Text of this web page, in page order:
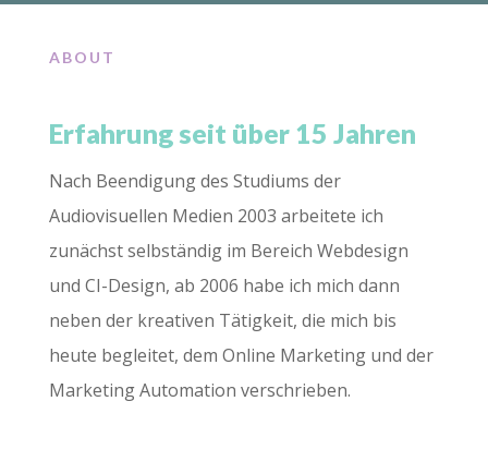
ABOUT
Erfahrung seit über 15 Jahren
Nach Beendigung des Studiums der
Audiovisuellen Medien 2003 arbeitete ich
zunächst selbständig im Bereich Webdesign
und CI-Design, ab 2006 habe ich mich dann
neben der kreativen Tätigkeit, die mich bis
heute begleitet, dem Online Marketing und der
Marketing Automation verschrieben.